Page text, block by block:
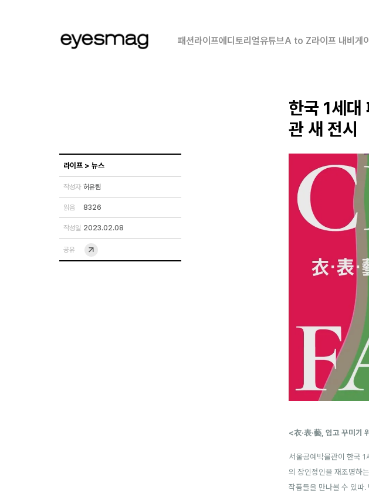
패션라이프에디토리얼유튜브A to Z라이프 내비게
한국 1세대
관 새 전시
라이프 > 뉴스
작성자 허유림
읽음 8326
작성일 2023.02.08
공유
<衣·表·藝, 입고 꾸미기
서울공예박물관이 한국
의 장인정인을 재조명하
작품들을 만나볼 수 있따.